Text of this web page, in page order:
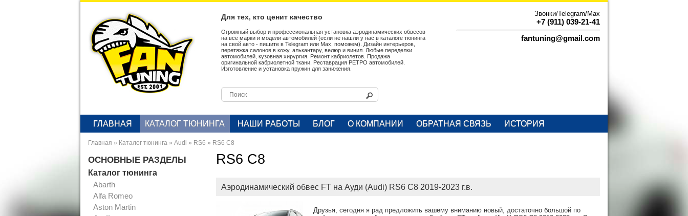
Для тех, кто ценит качество
Огромный выбор и профессиональная установка аэродинамических обвесов
на все марки и модели автомобилей (если не нашли у нас в каталоге тюнинга
на свой авто - пишите в Telegram или Max, поможем). Дизайн интерьеров,
перетяжка салонов в кожу, алькантару, велюр и винил. Любые переделки
автомобилей, кузовная хирургия. Ремонт кабриолетов. Продажа
оригинальной кабриолетной ткани. Реставрация РЕТРО автомобилей.
Изготовление и установка пружин для занижения.
Звонки/Telegram/Max
+7 (911) 039-21-41
fantuning@gmail.com
ГЛАВНАЯ КАТАЛОГ ТЮНИНГА НАШИ РАБОТЫ БЛОГ О КОМПАНИИ ОБРАТНАЯ СВЯЗЬ ИСТОРИЯ
Главная » Каталог тюнинга » Audi » RS6 » RS6 C8
ОСНОВНЫЕ РАЗДЕЛЫ
Каталог тюнинга
Abarth
Alfa Romeo
Aston Martin
RS6 C8
Аэродинамический обвес FT на Ауди (Audi) RS6 C8 2019-2023 г.в.
Друзья, сегодня я рад предложить вашему вниманию новый, достаточно большой по